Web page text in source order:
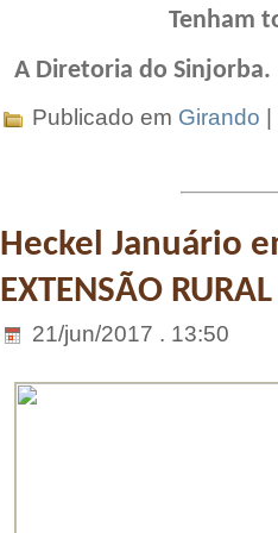
Tenham
A Diretoria do Sinjorba.
Publicado em Girando |
Heckel Januário
EXTENSÃO
21/jun/2017 . 13:50